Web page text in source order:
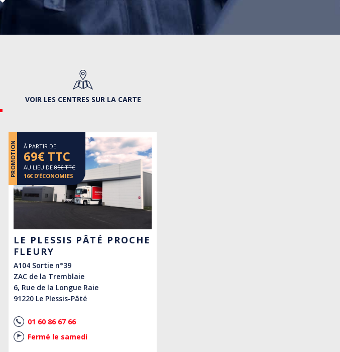
VOIR LES CENTRES SUR LA CARTE
PROMOTION À PARTIR DE
69€ TTC
AU LIEU DE85€ TTC
16€ D’ÉCONOMIES
LE PLESSIS PÂTÉ PROCHE
FLEURY
A104 Sortie n°39
ZAC de la Tremblaie
6, Rue de la Longue Raie
91220 Le Plessis-Pâté
01 60 86 67 66
Fermé le samedi